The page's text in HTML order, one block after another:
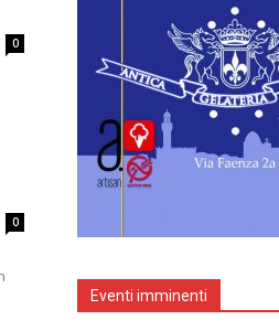
0
0
Eventi imminenti